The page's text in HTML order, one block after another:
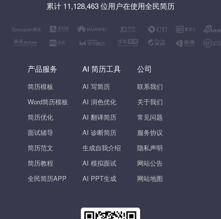
累计 11,128,463 位用户在使用全民简历
产品服务
简历模板
Word简历模板
简历优化
面试辅导
简历范文
简历教程
全民简历APP
AI 简历工具
AI 写简历
AI 润色优化
AI 翻译简历
AI 诊断简历
生成自我介绍
AI 模拟面试
AI PPT生成
公司
联系我们
关于我们
常见问题
服务协议
隐私声明
网站公告
网站地图